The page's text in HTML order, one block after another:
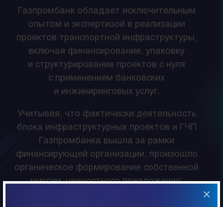
×
Газпромбанк обладает исключительным
опытом и экспертизой в реализации
проектов транспортной инфраструктуры,
включая финансирование, упаковку
и структурирование проектов с нуля
с применением банковских
и инжиниринговых услуг.
Учитывая, что фактически деятельность
блока инфраструктурных проектов и ГЧП
Газпромбанка вышла за рамки
финансирующей организации, произошло
органическое формирование собственной
миссии, ценностного предложения,